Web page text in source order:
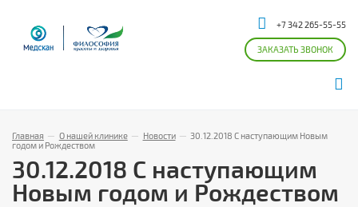
+7 342 265-55-55
ЗАКАЗАТЬ ЗВОНОК
Главная — О нашей клинике — Новости — 30.12.2018 С наступающим Новым
годом и Рождеством
30.12.2018 С наступающим
Новым годом и Рождеством